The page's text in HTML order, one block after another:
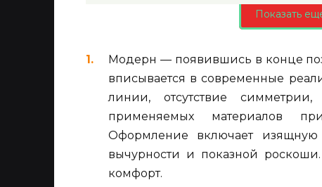
Показать
Модерн — появившись в конце
вписывается в современные
линии, отсутствие
применяемых материалов
Оформление включает
вычурности и показной
комфорт.